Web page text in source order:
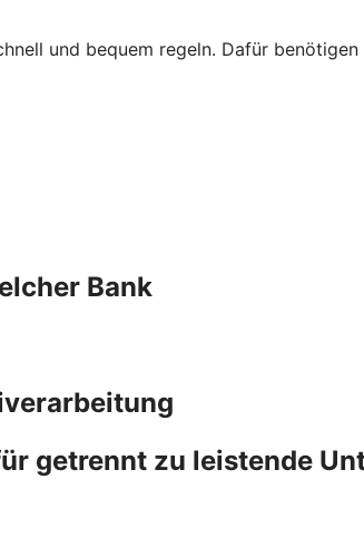
und bequem regeln. Dafür
Bank
getrennt zu leistende